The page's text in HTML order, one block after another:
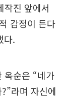
작진 앞에서
감정이 든다
다.
옥순은 “네가
라며 자신에